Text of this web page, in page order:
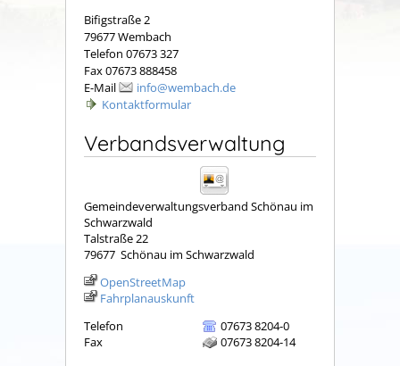
Bifigstraße 2
79677 Wembach
Telefon 07673 327
Fax 07673 888458
E-Mail
info@wembach.de
Kontaktformular
Verbandsverwaltung
Gemeindeverwaltungsverband Schönau im
Schwarzwald
Talstraße 22
79677 Schönau im Schwarzwald
OpenStreetMap
Fahrplanauskunft
Telefon
07673 8204-0
Fax
07673 8204-14